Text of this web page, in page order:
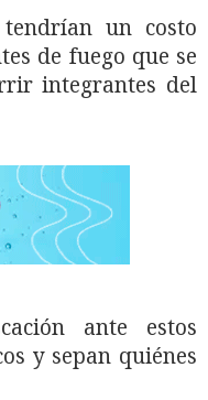
un costo
de fuego que se
integrantes del
ante estos
y sepan quiénes